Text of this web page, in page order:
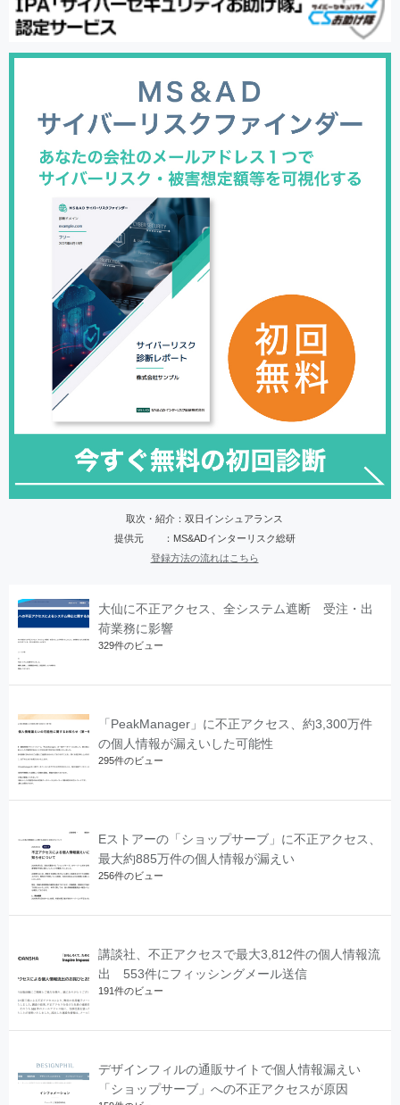
取次・紹介：双日インシュアランス
提供元 ：MS&ADインターリスク総研
登録方法の流れはこちら
大仙に不正アクセス、全システム遮断 受注・出
荷業務に影響
329件のビュー
「PeakManager」に不正アクセス、約3,300万件
の個人情報が漏えいした可能性
295件のビュー
Eストアーの「ショップサーブ」に不正アクセス、
最大約885万件の個人情報が漏えい
256件のビュー
講談社、不正アクセスで最大3,812件の個人情報流
出 553件にフィッシングメール送信
191件のビュー
デザインフィルの通販サイトで個人情報漏えい
「ショップサーブ」への不正アクセスが原因